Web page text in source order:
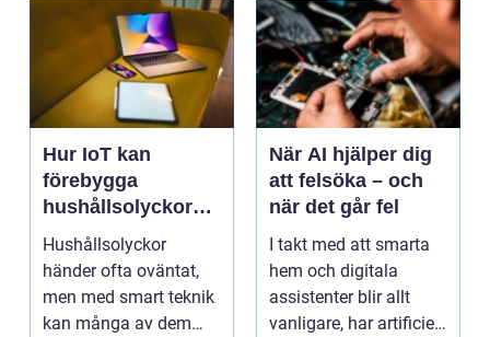
Hur IoT kan
förebygga
hushållsolyckor
innan de inträffar
Hushållsolyckor
händer ofta oväntat,
men med smart teknik
kan många av dem
När AI hjälper dig
att felsöka – och
när det går fel
I takt med att smarta
hem och digitala
assistenter blir allt
vanligare, har artificiell